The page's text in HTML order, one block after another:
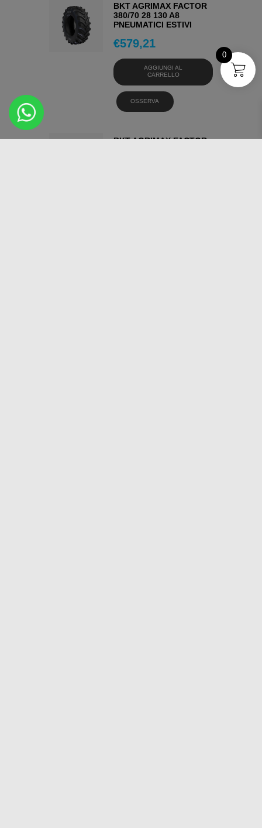
BKT AGRIMAX FACTOR
380/70 28 130 A8
PNEUMATICI ESTIVI
€579,21
AGGIUNGI AL
CARRELLO
OSSERVA
BKT AGRIMAX FACTOR
0